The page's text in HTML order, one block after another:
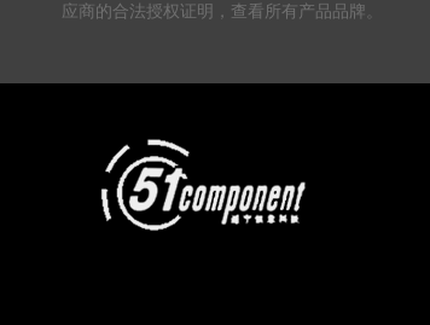
应商的合法授权证明，查看所有产品品牌。